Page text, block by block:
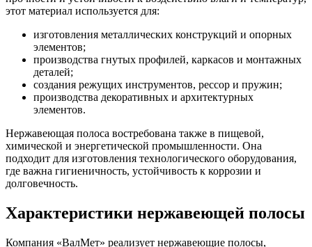
этот материал используется для:
изготовления металлических конструкций и опорных
элементов;
производства гнутых профилей, каркасов и монтажных
деталей;
создания режущих инструментов, рессор и пружин;
производства декоративных и архитектурных
элементов.
Нержавеющая полоса востребована также в пищевой,
химической и энергетической промышленности. Она
подходит для изготовления технологического оборудования,
где важна гигиеничность, устойчивость к коррозии и
долговечность.
Характеристики нержавеющей полосы
Компания «ВалМет» реализует нержавеющие полосы,